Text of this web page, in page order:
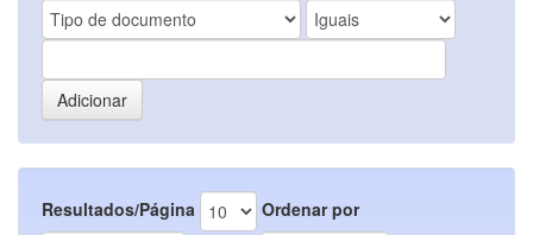
Resultados/Página Ordenar por